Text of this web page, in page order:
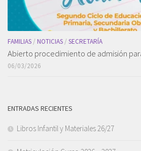
FAMILIAS / NOTICIAS / SECRETARÍA
Abierto procedimiento de admisión
06/03/2026
ENTRADAS RECIENTES
Libros Infantil y Materiales 26/27